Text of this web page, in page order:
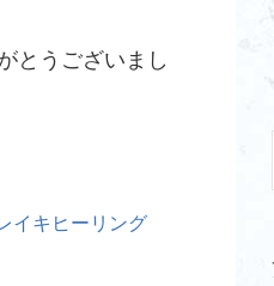
とうございまし
イキヒーリング